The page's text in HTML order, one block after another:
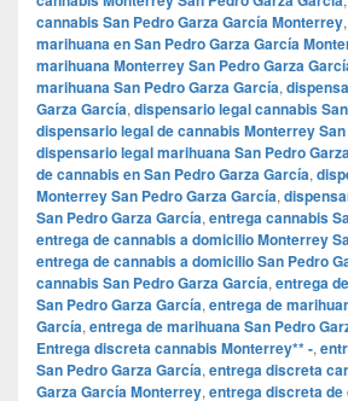
cannabis San Pedro Garza García Monterrey,
marihuana en San Pedro Garza García
marihuana Monterrey San Pedro Garza
marihuana San Pedro Garza García,
Garza García, dispensario legal cannabis
dispensario legal de cannabis Monterrey
dispensario legal marihuana San Pedro
de cannabis en San Pedro Garza García,
Monterrey San Pedro Garza García,
San Pedro Garza García, entrega cannabis
entrega de cannabis a domicilio Monterrey
entrega de cannabis a domicilio San Pedro
cannabis San Pedro Garza García, entrega
San Pedro Garza García, entrega de
García, entrega de marihuana San Pedro
Entrega discreta cannabis Monterrey** -,
San Pedro Garza García, entrega discreta
Garza García Monterrey, entrega discreta de